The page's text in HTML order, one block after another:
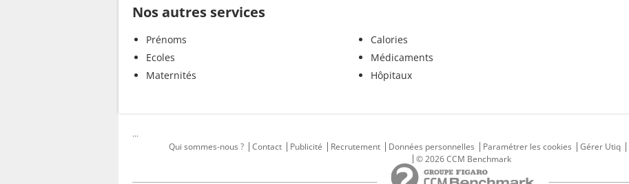
Nos autres services
Prénoms
Ecoles
Maternités
Calories
Médicaments
Hôpitaux
...
Qui sommes-nous ?
Contact Publicité Recrutement Données personnelles Paramétrer les cookies Gérer Utiq
© 2026 CCM Benchmark